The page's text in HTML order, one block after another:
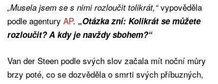
„Musela jsem se s nimi rozloučit tolikrát,“vypověděla
podle agentury AP. „Otázka zní: Kolikrát se můžete
rozloučit? A kdy je navždy sbohem?“
Van der Steen podle svých slov začala mít noční můry
brzy poté, co se dozvěděla o smrti svých příbuzných,